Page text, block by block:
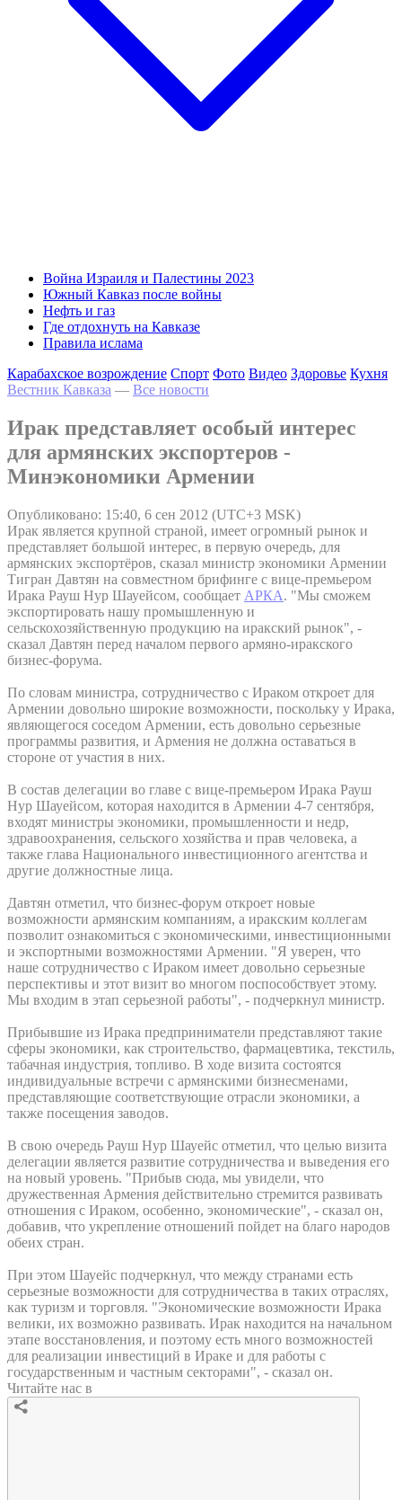
Война Израиля и Палестины 2023
Южный Кавказ после войны
Нефть и газ
Где отдохнуть на Кавказе
Правила ислама
Карабахское возрождение Спорт Фото Видео Здоровье Кухня
Вестник Кавказа — Все новости
Ирак представляет особый интерес
для армянских экспортеров -
Минэкономики Армении
Опубликовано: 15:40, 6 сен 2012 (UTC+3 MSK)
Ирак является крупной страной, имеет огромный рынок и
представляет большой интерес, в первую очередь, для
армянских экспортёров, сказал министр экономики Армении
Тигран Давтян на совместном брифинге с вице-премьером
Ирака Рауш Нур Шауейсом, сообщает АРКА. "Мы сможем
экспортировать нашу промышленную и
сельскохозяйственную продукцию на иракский рынок", -
сказал Давтян перед началом первого армяно-иракского
бизнес-форума.
По словам министра, сотрудничество с Ираком откроет для
Армении довольно широкие возможности, поскольку у Ирака,
являющегося соседом Армении, есть довольно серьезные
программы развития, и Армения не должна оставаться в
стороне от участия в них.
В состав делегации во главе с вице-премьером Ирака Рауш
Нур Шауейсом, которая находится в Армении 4-7 сентября,
входят министры экономики, промышленности и недр,
здравоохранения, сельского хозяйства и прав человека, а
также глава Национального инвестиционного агентства и
другие должностные лица.
Давтян отметил, что бизнес-форум откроет новые
возможности армянским компаниям, а иракским коллегам
позволит ознакомиться с экономическими, инвестиционными
и экспортными возможностями Армении. "Я уверен, что
наше сотрудничество с Ираком имеет довольно серьезные
перспективы и этот визит во многом поспособствует этому.
Мы входим в этап серьезной работы", - подчеркнул министр.
Прибывшие из Ирака предприниматели представляют такие
сферы экономики, как строительство, фармацевтика, текстиль,
табачная индустрия, топливо. В ходе визита состоятся
индивидуальные встречи с армянскими бизнесменами,
представляющие соответствующие отрасли экономики, а
также посещения заводов.
В свою очередь Рауш Нур Шауейс отметил, что целью визита
делегации является развитие сотрудничества и выведения его
на новый уровень. "Прибыв сюда, мы увидели, что
дружественная Армения действительно стремится развивать
отношения с Ираком, особенно, экономические", - сказал он,
добавив, что укрепление отношений пойдет на благо народов
обеих стран.
При этом Шауейс подчеркнул, что между странами есть
серьезные возможности для сотрудничества в таких отраслях,
как туризм и торговля. "Экономические возможности Ирака
велики, их возможно развивать. Ирак находится на начальном
этапе восстановления, и поэтому есть много возможностей
для реализации инвестиций в Ираке и для работы с
государственным и частным секторами", - сказал он.
Читайте нас в